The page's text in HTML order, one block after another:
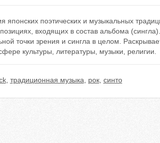
японских поэтических и музыкальных
входящих в состав альбома
точки зрения и сингла в целом.
культуры, литературы, музыки, религии.
, традиционная музыка рок, синто